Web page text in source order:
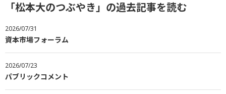
「松本大のつぶやき」の過去記事を読む
2026/07/31
資本市場フォーラム
2026/07/23
パブリックコメント